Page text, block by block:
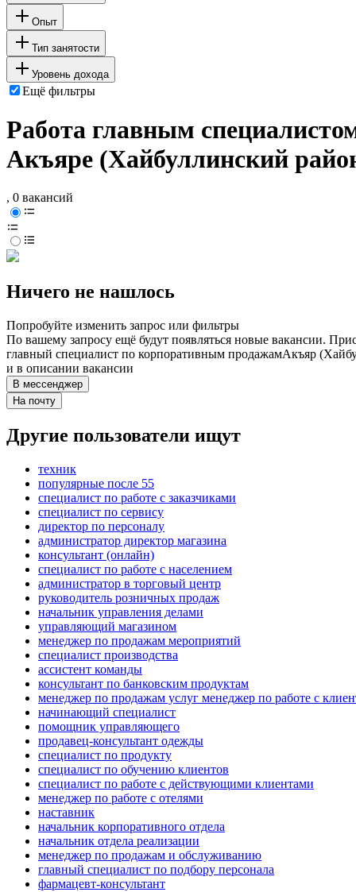
Опыт
Тип занятости
Уровень дохода
Ещё фильтры
Работа главным
Акъяре (Хайбуллинский
, 0 вакансий
Ничего не нашлось
Попробуйте изменить запрос или фильтры
По вашему запросу ещё будут появляться новые вакансии.
главный специалист по корпоративным продажамАкъяр
и в описании вакансии
В мессенджер
На почту
Другие пользователи ищут
техник
популярные после 55
специалист по работе с заказчиками
специалист по сервису
директор по персоналу
администратор директор магазина
консультант (онлайн)
специалист по работе с населением
администратор в торговый центр
руководитель розничных продаж
начальник управления делами
управляющий магазином
менеджер по продажам мероприятий
специалист производства
ассистент команды
консультант по банковским продуктам
менеджер по продажам услуг менеджер по работе с
начинающий специалист
помощник управляющего
продавец-консультант одежды
специалист по продукту
специалист по обучению клиентов
специалист по работе с действующими клиентами
менеджер по работе с отелями
наставник
начальник корпоративного отдела
начальник отдела реализации
менеджер по продажам и обслуживанию
главный специалист по подбору персонала
фармацевт-консультант